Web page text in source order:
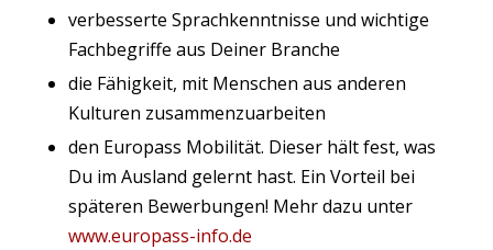
verbesserte Sprachkenntnisse und wichtige
Fachbegriffe aus Deiner Branche
die Fähigkeit, mit Menschen aus anderen
Kulturen zusammenzuarbeiten
den Europass Mobilität. Dieser hält fest, was
Du im Ausland gelernt hast. Ein Vorteil bei
späteren Bewerbungen! Mehr dazu unter
www.europass-info.de